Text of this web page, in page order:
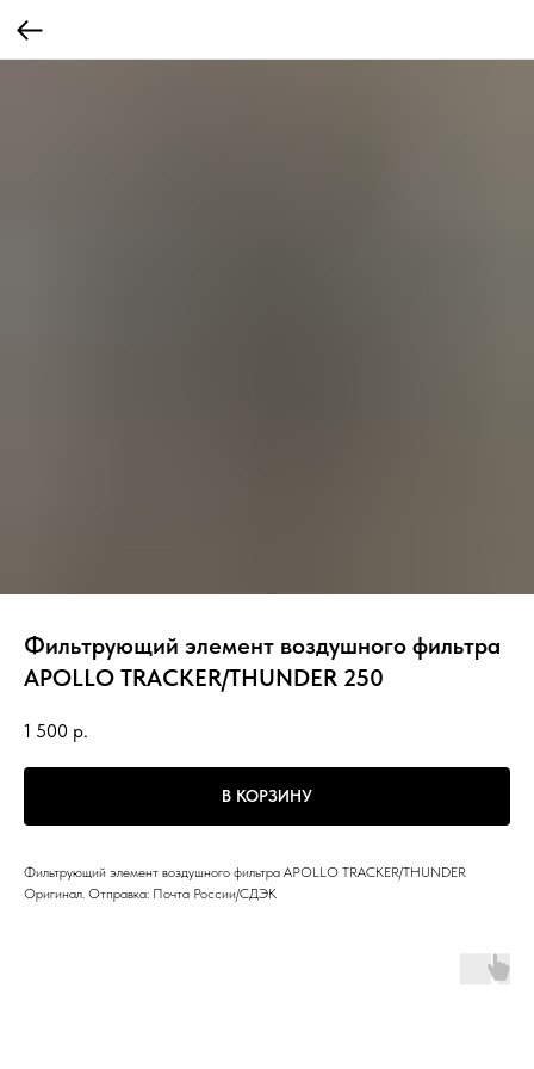
Фильтрующий элемент воздушного фильтра
APOLLO TRACKER/THUNDER 250
1 500 р.
В КОРЗИНУ
Фильтрующий элемент воздушного фильтра APOLLO TRACKER/THUNDER
Оригинал. Отправка: Почта России/СДЭК